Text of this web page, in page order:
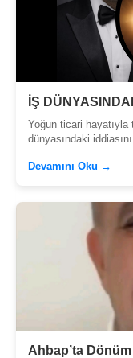
İŞ
Yoğun ticari
dünyasındaki
Devamını Oku →
Ahbap’ta